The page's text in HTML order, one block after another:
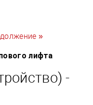
»
лифта
-